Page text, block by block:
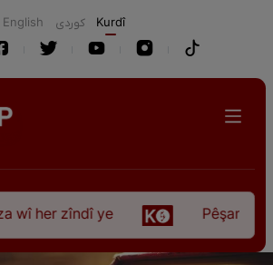
English كوردی Kurdî
her zîndî ye Pêşangeha